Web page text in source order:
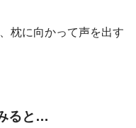
枕に向かって声を出す
ると…